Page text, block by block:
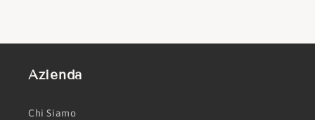
Azienda
Chi Siamo